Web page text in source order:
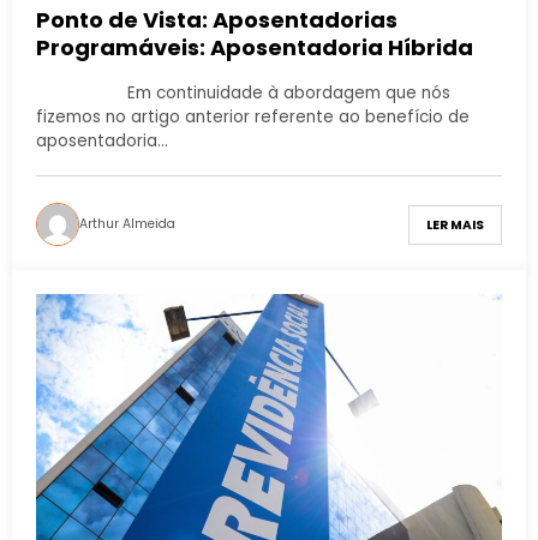
Ponto de Vista: Aposentadorias
Programáveis: Aposentadoria Híbrida
Em continuidade à abordagem que nós
fizemos no artigo anterior referente ao benefício de
aposentadoria…
Arthur Almeida LER MAIS